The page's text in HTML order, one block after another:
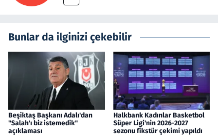
Bunlar da ilginizi çekebilir
Beşiktaş Başkanı Adalı'dan
"Salah'ı biz istemedik"
açıklaması
Halkbank Kadınlar Basketbol
Süper Ligi'nin 2026-2027
sezonu fikstür çekimi yapıldı